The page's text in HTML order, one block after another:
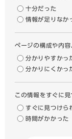
十分だった
情報が足りなか
ページの構成や内
分かりやすかっ
分かりにくかっ
この情報をすぐに
すぐに見つけら
時間がかかった